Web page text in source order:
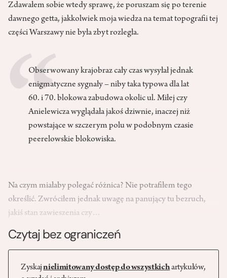
Zdawałem sobie wtedy sprawę, że poruszam się po terenie
dawnego getta, jakkolwiek moja wiedza na temat topografii tej
części Warszawy nie była zbyt rozległa.
Obserwowany krajobraz cały czas wysyłał jednak
enigmatyczne sygnały – niby taka typowa dla lat
60. i 70. blokowa zabudowa okolic ul. Miłej czy
Anielewicza wyglądała jakoś dziwnie, inaczej niż
powstające w szczerym polu w podobnym czasie
peerelowskie blokowiska.
Na czym miałaby polegać różnica? Nie potrafiłem tego
określić. Zwróciłem jednak uwagę na panujący tu bezruch,
jakiś stan zawieszenia czy…
Czytaj bez ograniczeń
Zyskajnielimitowany dostęp do wszystkichartykułów,